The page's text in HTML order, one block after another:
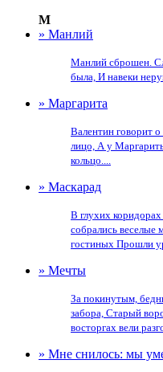
М
» Манлий
Манлий сброшен.
была, И навеки
» Маргарита
Валентин говорит о
лицо, А у
кольцо....
» Маскарад
В глухих
собрались веселые
гостиных Прошли
» Мечты
За покинутым,
забора, Старый
восторгах вели
» Мне снилось: мы